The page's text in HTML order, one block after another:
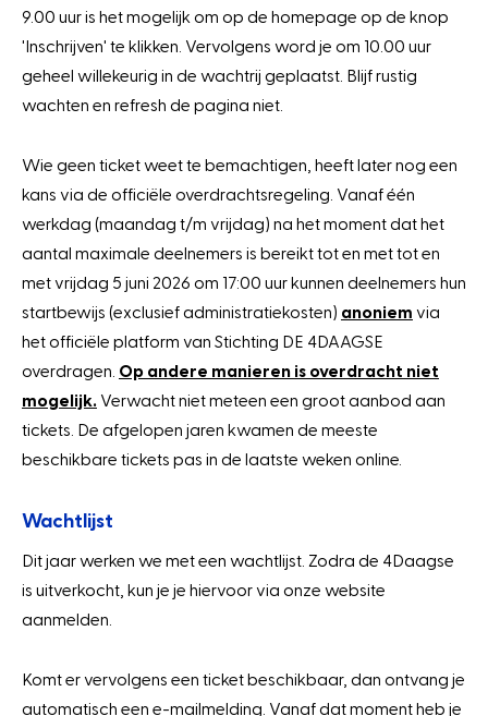
9.00 uur is het mogelijk om op de homepage op de knop
'Inschrijven' te klikken. Vervolgens word je om 10.00 uur
geheel willekeurig in de wachtrij geplaatst. Blijf rustig
wachten en refresh de pagina niet.
Wie geen ticket weet te bemachtigen, heeft later nog een
kans via de officiële overdrachtsregeling. Vanaf één
werkdag (maandag t/m vrijdag) na het moment dat het
aantal maximale deelnemers is bereikt tot en met tot en
met vrijdag 5 juni 2026 om 17:00 uur kunnen deelnemers hun
startbewijs (exclusief administratiekosten) anoniem via
het officiële platform van Stichting DE 4DAAGSE
overdragen. Op andere manieren is overdracht niet
mogelijk. Verwacht niet meteen een groot aanbod aan
tickets. De afgelopen jaren kwamen de meeste
beschikbare tickets pas in de laatste weken online.
Wachtlijst
Dit jaar werken we met een wachtlijst. Zodra de 4Daagse
is uitverkocht, kun je je hiervoor via onze website
aanmelden.
Komt er vervolgens een ticket beschikbaar, dan ontvang je
automatisch een e-mailmelding. Vanaf dat moment heb je